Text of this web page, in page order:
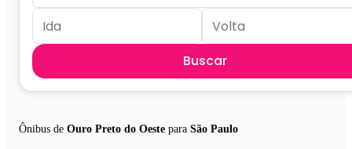
Buscar
Ônibus de Ouro Preto do Oeste para São Paulo